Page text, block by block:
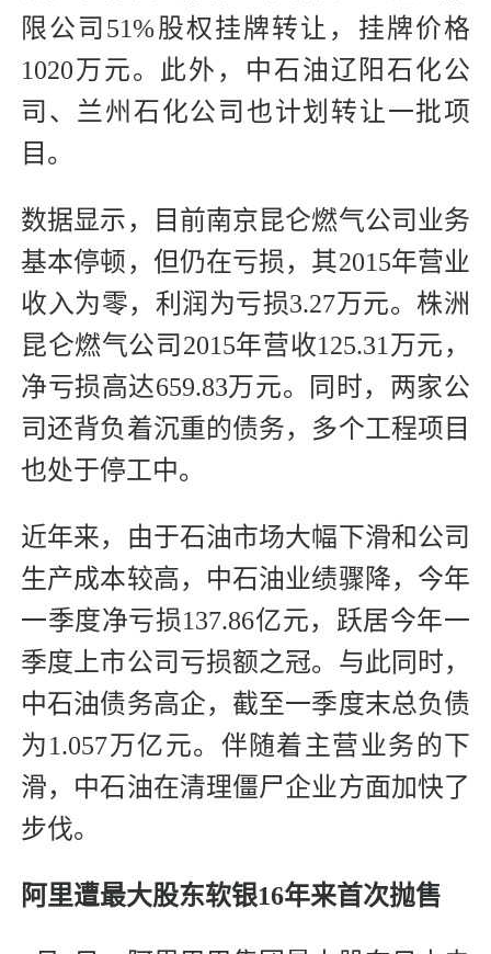
限公司51%股权挂牌转让，挂牌价格
1020万元。此外，中石油辽阳石化公
司、兰州石化公司也计划转让一批项
目。
数据显示，目前南京昆仑燃气公司业务
基本停顿，但仍在亏损，其2015年营业
收入为零，利润为亏损3.27万元。株洲
昆仑燃气公司2015年营收125.31万元，
净亏损高达659.83万元。同时，两家公
司还背负着沉重的债务，多个工程项目
也处于停工中。
近年来，由于石油市场大幅下滑和公司
生产成本较高，中石油业绩骤降，今年
一季度净亏损137.86亿元，跃居今年一
季度上市公司亏损额之冠。与此同时，
中石油债务高企，截至一季度末总负债
为1.057万亿元。伴随着主营业务的下
滑，中石油在清理僵尸企业方面加快了
步伐。
阿里遭最大股东软银16年来首次抛售